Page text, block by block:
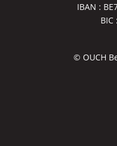
IBAN :
BIC
© OUCH